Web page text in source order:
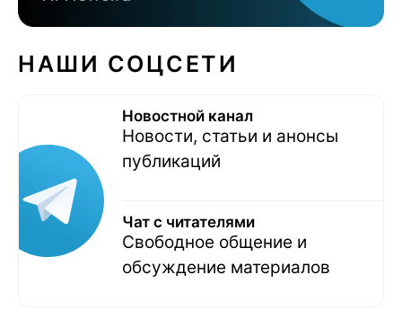
НАШИ СОЦСЕТИ
Новостной канал
Новости, статьи и анонсы
публикаций
Чат с читателями
Свободное общение и
обсуждение материалов